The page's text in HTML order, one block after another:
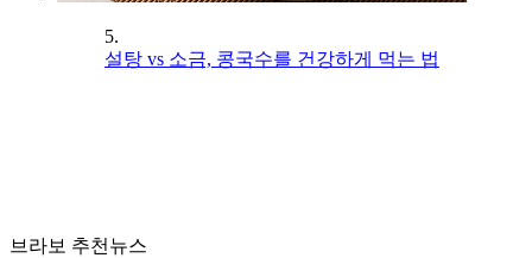
5.
설탕 vs 소금, 콩국수를 건강하게 먹는 법
브라보 추천뉴스